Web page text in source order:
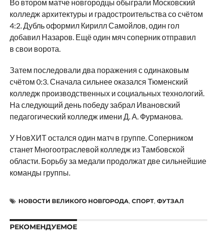
Во втором матче новгородцы обыграли Московский
колледж архитектуры и градостроительства со счётом
4:2. Дубль оформил Кирилл Самойлов, один гол
добавил Назаров. Ещё один мяч соперник отправил
в свои ворота.
Затем последовали два поражения с одинаковым
счётом 0:3. Сначала сильнее оказался Тюменский
колледж производственных и социальных технологий.
На следующий день победу забрал Ивановский
педагогический колледж имени Д. А. Фурманова.
У НовХИТ остался один матч в группе. Соперником
станет Многоотраслевой колледж из Тамбовской
области. Борьбу за медали продолжат две сильнейшие
команды группы.
НОВОСТИ ВЕЛИКОГО НОВГОРОДА, СПОРТ, ФУТЗАЛ
РЕКОМЕНДУЕМОЕ